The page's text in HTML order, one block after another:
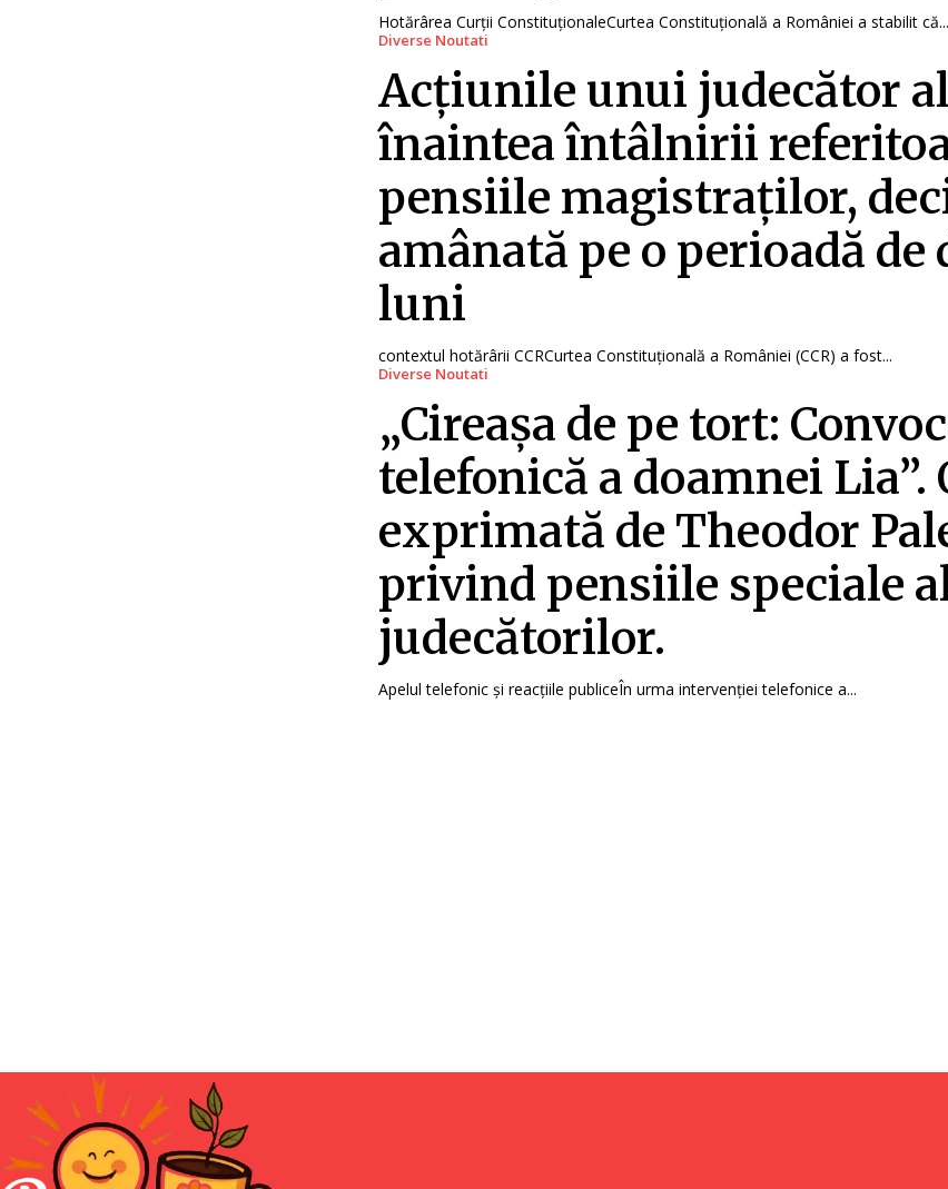
Hotărârea Curții ConstituționaleCurtea Constituțională a României a stabilit că...
Diverse Noutati
Acțiunile unui judecător al
înaintea întâlnirii
pensiile magistraților,
amânată pe o perioadă de
luni
contextul hotărârii CCRCurtea Constituțională a României (CCR) a fost...
Diverse Noutati
„Cireașa de pe tort:
telefonică a doamnei Lia”.
exprimată de Theodor
privind pensiile speciale
judecătorilor.
Apelul telefonic și reacțiile publiceÎn urma intervenției telefonice a...